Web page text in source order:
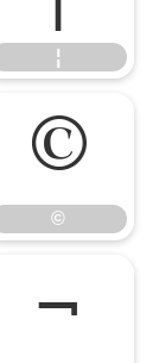
¦
©
©
¬